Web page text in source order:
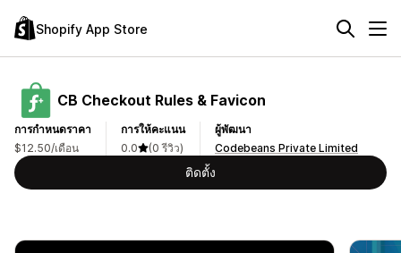
Shopify App Store
CB Checkout Rules & Favicon
การกำหนดราคา
$12.50/เดือน
การให้คะแนน
0.0
(0 รีวิว)
ผู้พัฒนา
Codebeans Private Limited
ติดตั้ง